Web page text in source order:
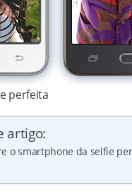
perfeita
artigo:
o smartphone da selfie